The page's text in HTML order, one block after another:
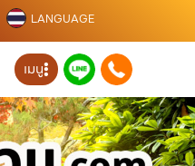
LANGUAGE
เมนู